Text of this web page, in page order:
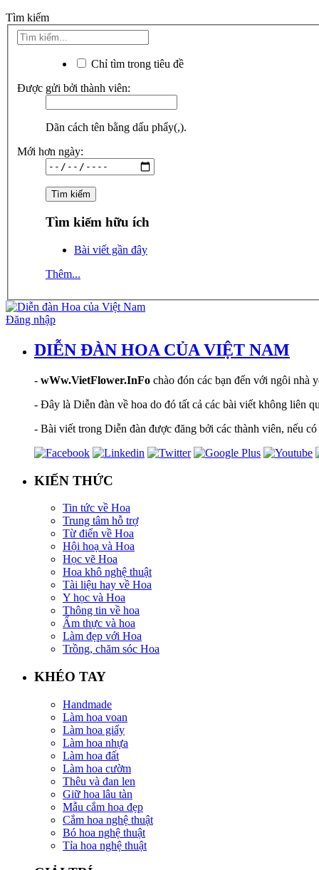
Tìm kiếm
Chỉ tìm trong tiêu đề
Được gửi bởi thành viên:
Dãn cách tên bằng dấu phẩy(,).
Mới hơn ngày:
Tìm kiếm hữu ích
Bài viết gần đây
Thêm...
Đăng nhập
DIỄN ĐÀN HOA CỦA VIỆT NAM
- wWw.VietFlower.InFo chào đón các bạn đến với ngôi nhà
- Đây là Diễn đàn về hoa do đó tất cả các bài viết không liên
- Bài viết trong Diễn đàn được đăng bởi các thành viên, nếu
KIẾN THỨC
Tin tức về Hoa
Trung tâm hỗ trợ
Từ điển về Hoa
Hội hoạ và Hoa
Học vẽ Hoa
Hoa khô nghệ thuật
Tài liệu hay về Hoa
Y học và Hoa
Thông tin về hoa
Ẩm thực và hoa
Làm đẹp với Hoa
Trồng, chăm sóc Hoa
KHÉO TAY
Handmade
Làm hoa voan
Làm hoa giấy
Làm hoa nhựa
Làm hoa đất
Làm hoa cườm
Thêu và đan len
Giữ hoa lâu tàn
Mẫu cắm hoa đẹp
Cắm hoa nghệ thuật
Bó hoa nghệ thuật
Tỉa hoa nghệ thuật